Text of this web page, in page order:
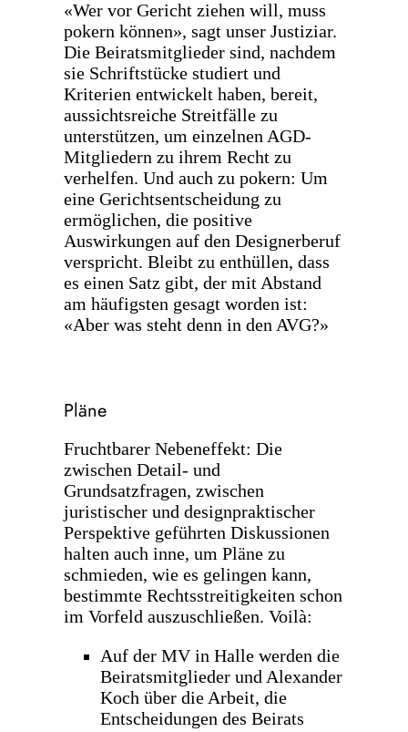
«Wer vor Gericht ziehen will, muss
pokern können», sagt unser Justiziar.
Die Beiratsmitglieder sind, nachdem
sie Schriftstücke studiert und
Kriterien entwickelt haben, bereit,
aussichtsreiche Streitfälle zu
unterstützen, um einzelnen AGD-
Mitgliedern zu ihrem Recht zu
verhelfen. Und auch zu pokern: Um
eine Gerichtsentscheidung zu
ermöglichen, die positive
Auswirkungen auf den Designerberuf
verspricht. Bleibt zu enthüllen, dass
es einen Satz gibt, der mit Abstand
am häufigsten gesagt worden ist:
«Aber was steht denn in den AVG?»
Pläne
Fruchtbarer Nebeneffekt: Die
zwischen Detail- und
Grundsatzfragen, zwischen
juristischer und designpraktischer
Perspektive geführten Diskussionen
halten auch inne, um Pläne zu
schmieden, wie es gelingen kann,
bestimmte Rechtsstreitigkeiten schon
im Vorfeld auszuschließen. Voilà:
Auf der MV in Halle werden die
Beiratsmitglieder und Alexander
Koch über die Arbeit, die
Entscheidungen des Beirats